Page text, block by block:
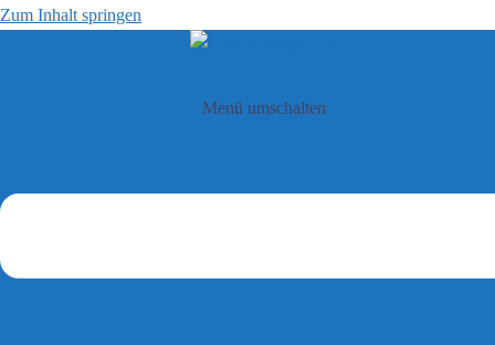
Zum Inhalt springen
Menü umschalten